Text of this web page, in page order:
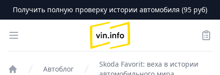
Получить полную проверку истории автомобиля (95 руб)
Open menu
logo
Автоблог
Skoda Favorit: веха в истории